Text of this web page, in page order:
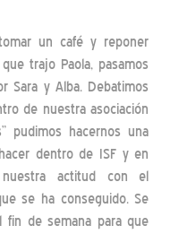
un café y reponer
trajo Paola, pasamos
Sara y Alba. Debatimos
de nuestra asociación
pudimos hacernos una
dentro de ISF y en
actitud con el
se ha conseguido. Se
fin de semana para que